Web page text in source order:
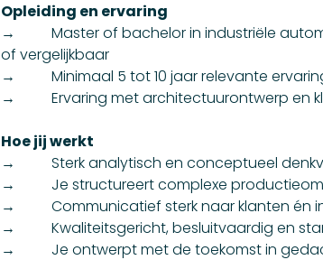
Opleiding en ervaring
→ Master of bachelor in industriële
of vergelijkbaar
→ Minimaal 5 tot 10 jaar relevante
→ Ervaring met architectuurontwerp en
Hoe jij werkt
→ Sterk analytisch en conceptueel
→ Je structureert complexe
→ Communicatief sterk naar klanten én
→ Kwaliteitsgericht, besluitvaardig en
→ Je ontwerpt met de toekomst in